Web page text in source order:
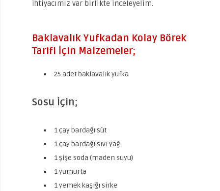
ihtiyacımız var birlikte inceleyelim.
Baklavalık Yufkadan Kolay Börek
Tarifi İçin Malzemeler;
25 adet baklavalık yufka
Sosu İçin;
1 çay bardağı süt
1 çay bardağı sıvı yağ
1 şişe soda (maden suyu)
1 yumurta
1 yemek kaşığı sirke